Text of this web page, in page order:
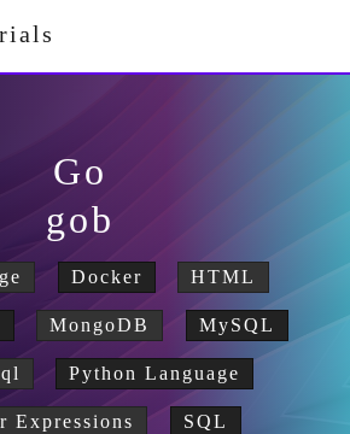
Go
gob
Docker HTML
MongoDB MySQL
Python Language
Expressions SQL